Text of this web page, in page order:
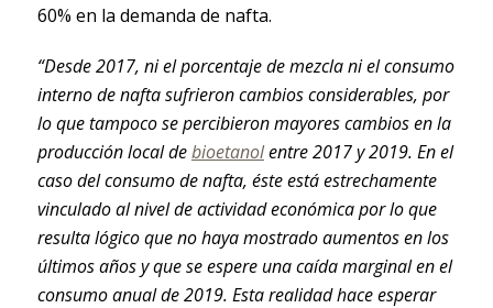
60% en la demanda de nafta.
“Desde 2017, ni el porcentaje de mezcla ni el consumo
interno de nafta sufrieron cambios considerables, por
lo que tampoco se percibieron mayores cambios en la
producción local debioetanolentre 2017 y 2019. En el
caso del consumo de nafta, éste está estrechamente
vinculado al nivel de actividad económica por lo que
resulta lógico que no haya mostrado aumentos en los
últimos años y que se espere una caída marginal en el
consumo anual de 2019. Esta realidad hace esperar